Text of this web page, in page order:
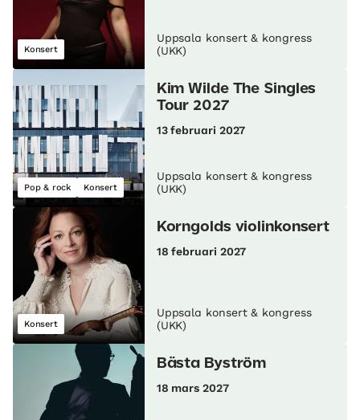
Konsert
Uppsala konsert & kongress
(UKK)
Pop & rock Konsert
Kim Wilde The Singles
Tour 2027
13 februari 2027
Uppsala konsert & kongress
(UKK)
Konsert
Korngolds violinkonsert
18 februari 2027
Uppsala konsert & kongress
(UKK)
Bästa Byström
18 mars 2027